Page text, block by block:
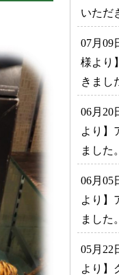
いただ
07月
様より
きまし
06月
より】
ました。
06月
より】
ました。
05月22
より】